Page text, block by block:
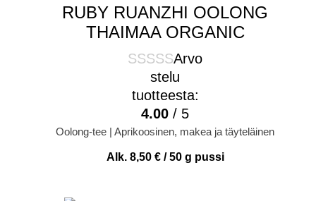
RUBY RUANZHI OOLONG
THAIMAA ORGANIC
Arvo
stelu
tuotteesta:
4.00 / 5
Oolong-tee | Aprikoosinen, makea ja täyteläinen
Alk. 8,50 €/ 50 g pussi